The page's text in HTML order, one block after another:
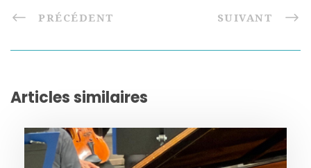
PRÉCÉDENT SUIVANT
Articles similaires